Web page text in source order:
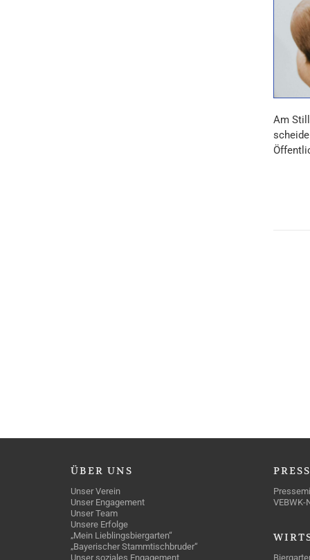
Am
ÜBER UNS
Unser Verein
Unser Engagement
Unser Team
Unsere Erfolge
„Mein Lieblingsbiergarten“
„Bayerischer Stammtischbruder“
Unser soziales Engagement
VEBWK-